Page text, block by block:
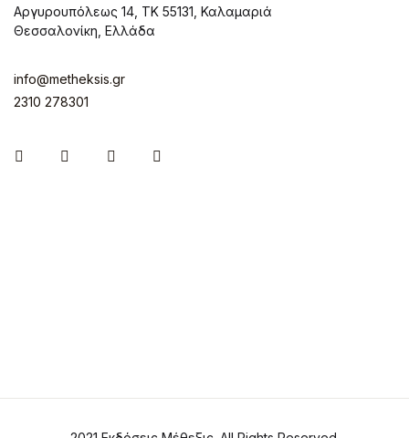
Αργυρουπόλεως 14, ΤΚ 55131, Καλαμαριά
Θεσσαλονίκη, Ελλάδα
info@metheksis.gr
2310 278301
InstagramFacebookTwitter